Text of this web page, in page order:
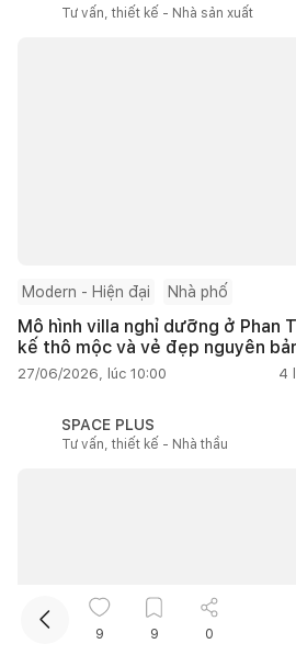
Tư vấn, thiết kế - Nhà sản xuất
Modern - Hiện đại Nhà phố
Mô hình villa nghỉ dưỡng ở Phan
kế thô mộc và vẻ đẹp nguyên
27/06/2026, lúc 10:00 4
SPACE PLUS
Tư vấn, thiết kế - Nhà thầu
9 9 0
Kết